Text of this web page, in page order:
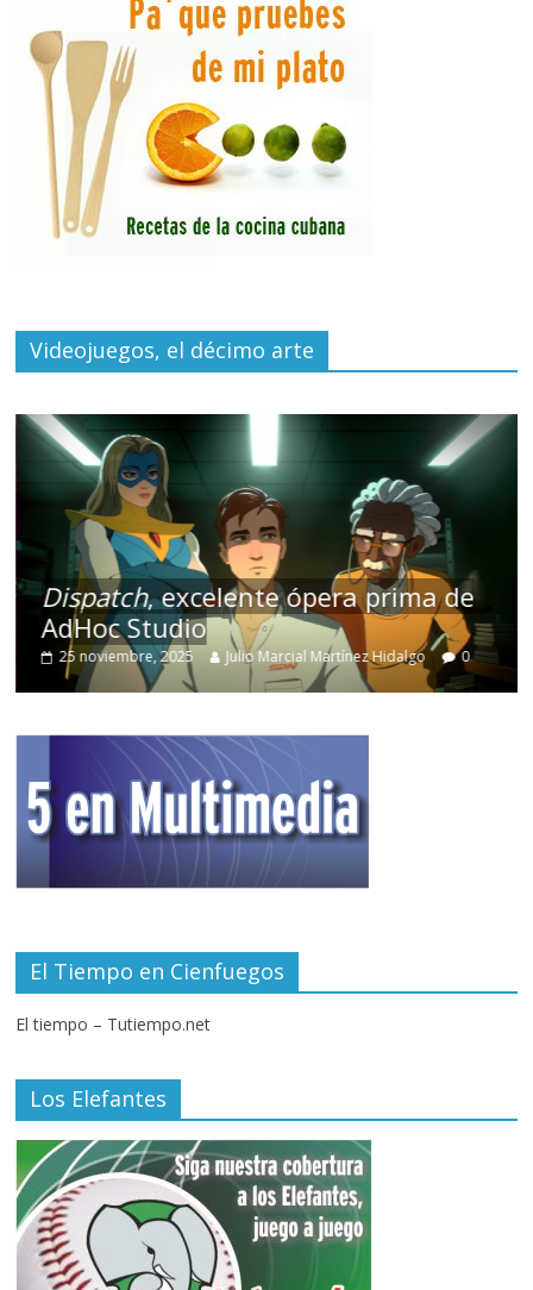
Videojuegos, el décimo arte
Dispatch, excelente ópera prima de
AdHoc Studio
25 noviembre, 2025 Julio Marcial Martínez Hidalgo 0
El Tiempo en Cienfuegos
El tiempo – Tutiempo.net
Los Elefantes